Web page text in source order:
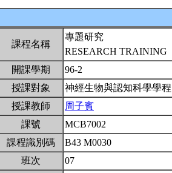
課程名稱
專題研究
RESEARCH TRAINING
開課學期
96-2
授課對象
神經生物與認知科學學程
授課教師
周子賓
課號
MCB7002
課程識別碼
B43 M0030
班次
07